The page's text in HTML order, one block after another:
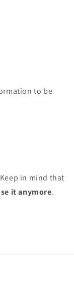
to be
in mind that
it anymore.